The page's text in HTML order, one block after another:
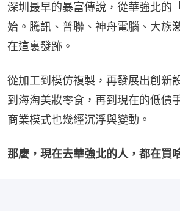
深圳最早的暴富傳說，從華強北的
始。騰訊、普聯、神舟電腦、大族
在這裏發跡。
從加工到模仿複製，再發展出創新
到海淘美妝零食，再到現在的低價
商業模式也幾經沉浮與變動。
那麼，現在去華強北的人，都在買